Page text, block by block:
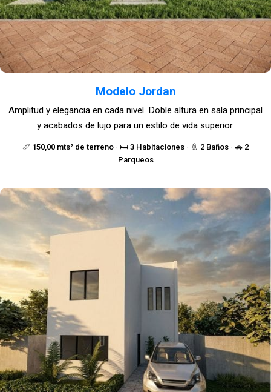
Modelo Jordan
📏 150,00 mts² de terreno · 🛏️ 3 Habitaciones · 🚿 2 Baños · 🚗 2
Parqueos
Amplitud y elegancia en cada nivel. Doble altura en sala principal
y acabados de lujo para un estilo de vida superior.